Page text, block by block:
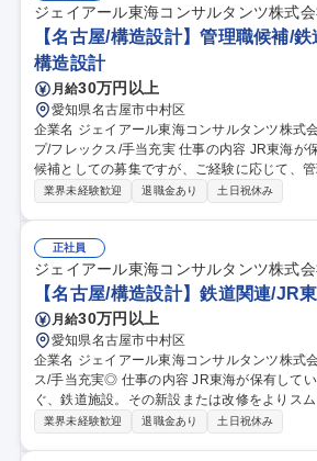
ジェイアール東海コンサルタンツ株式
【名古屋/構造設計】管理職候補/
構造設計
月給30万円以上
愛知県名古屋市中村区
企業名 ジェイアール東海コンサルタンツ株式会社 求人名 【名古屋/構造設計】管理職候補/鉄道関連/JR東海
プ/フレックス/手当充実 仕事の内容 JR東海が保有している鉄道建築物の構造設計をお任せいたします。 ※管理職
候補としての募集ですが、ご経験に応じて、管理職として
造設計をご担当いただきます。 ・鉄道建築（
実
業界未経験歓迎 退職金あり 土日祝休み
正社員
ジェイアール東海コンサルタンツ株式
【名古屋/構造設計】鉄道関連/JR
月給30万円以上
愛知県名古屋市中村区
企業名 ジェイアール東海コンサルタンツ株式会社 求人名 【名古屋/構造設計】鉄道関連/JR東海グループ/フ
ス/手当充実◎ 仕事の内容 JR東海が保有している鉄道建築物の構造設計をお任せします。多くの人や街をつな
ぐ、鉄道施設。その新設または改修をよりス
や建築物の計画、工事、 そして維持管理などを一貫してコンサルティングできる体制が整っています。 【具体的
業界未経験歓迎 退職金あり 土日祝休み